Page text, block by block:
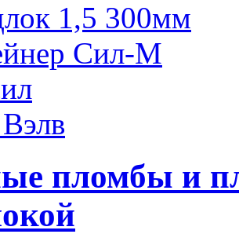
1,5 300мм
Сил-М
пломбы и